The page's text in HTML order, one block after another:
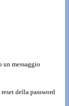
un messaggio
della password